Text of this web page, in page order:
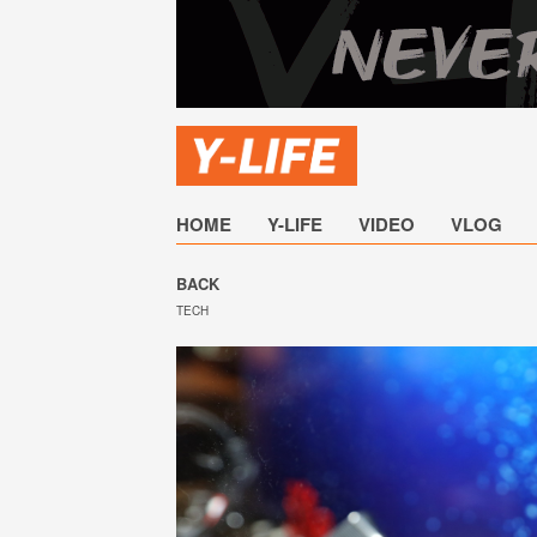
HOME Y-LIFE VIDEO VLOG
BACK
TECH